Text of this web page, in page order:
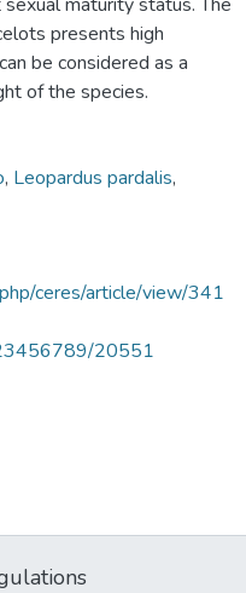
presents high
be considered as a
of the species.
, Leopardus pardalis,
ceres/article/view/341
20551